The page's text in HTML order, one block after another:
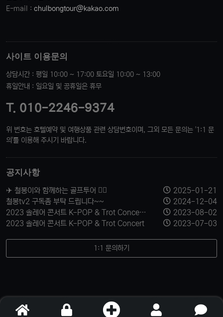
E-mail : chulbongtour@kakao.com
사이트 이용문의
상담시간 : 평일 10:00 ~ 17:00 토요일 10:00 ~ 13:00
휴일안내 : 일요일 및 공휴일은 휴무
T. 010-2246-9374
위 번호는 호텔예약 및 여행상품 관련 상담번호이며, 그외 모든 문의는 '1:1 문
의'를 이용해 주시기 바랍니다.
공지사항
✈️ 철봉이와 함께하는 골프투어 🏌️‍♂️
2025-01-21
철봉tv2 구독좀 부탁 드립니다~~
2024-12-04
2023 솔레어 콘서트 K-POP & Trot Concert 티켓 신청 받습니다.
2023-08-02
2023 솔레어 콘서트 K-POP & Trot Concert
2023-07-03
1:1 문의하기
© 철봉투어. All Rights Reserved.